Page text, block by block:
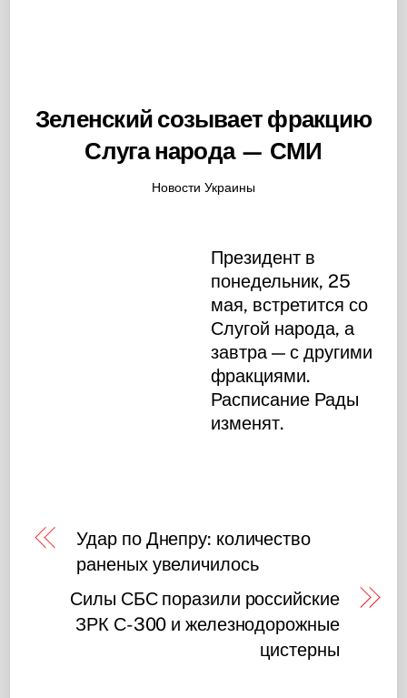
Зеленский созывает фракцию
Слуга народа — СМИ
Новости Украины
Президент в
понедельник, 25
мая, встретится со
Слугой народа, а
завтра — с другими
фракциями.
Расписание Рады
изменят.
Удар по Днепру: количество
раненых увеличилось
Силы СБС поразили российские
ЗРК С-300 и железнодорожные
цистерны